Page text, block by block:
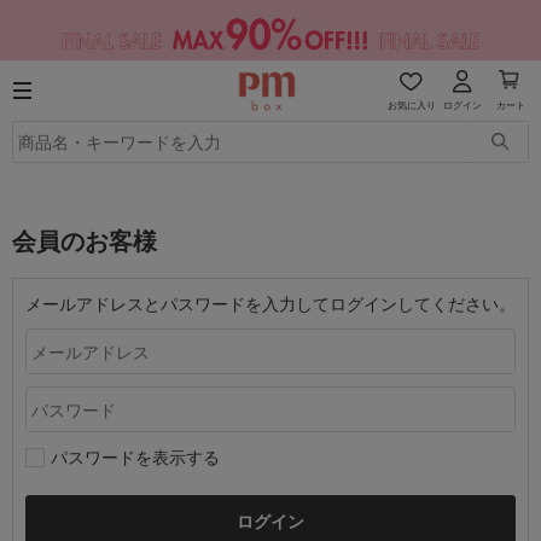
お気に入り ログイン カート
会員のお客様
メールアドレスとパスワードを入力してログインしてください。
パスワードを表示する